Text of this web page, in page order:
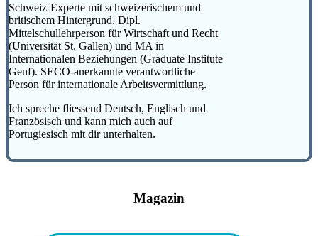
Schweiz-Experte mit schweizerischem und
britischem Hintergrund. Dipl.
Mittelschullehrperson für Wirtschaft und Recht
(Universität St. Gallen) und MA in
Internationalen Beziehungen (Graduate Institute
Genf). SECO-anerkannte verantwortliche
Person für internationale Arbeitsvermittlung.
Ich spreche fliessend Deutsch, Englisch und
Französisch und kann mich auch auf
Portugiesisch mit dir unterhalten.
Magazin